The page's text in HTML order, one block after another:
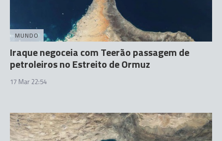
MUNDO
Iraque negoceia com Teerão passagem de
petroleiros no Estreito de Ormuz
17 Mar 22:54